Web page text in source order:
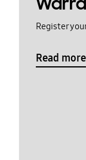
Register
Read more